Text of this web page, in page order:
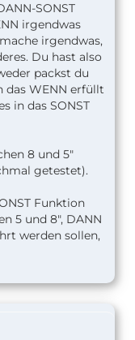
SONST
irgendwas
irgendwas,
Du hast also
packst du
das WENN erfüllt
in das SONST
8 und 5"
getestet).
Funktion
5 und 8", DANN
werden sollen,